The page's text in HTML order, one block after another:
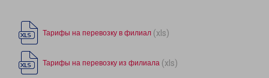
Тарифы на перевозку в филиал (xls)
Тарифы на перевозку из филиала (xls)